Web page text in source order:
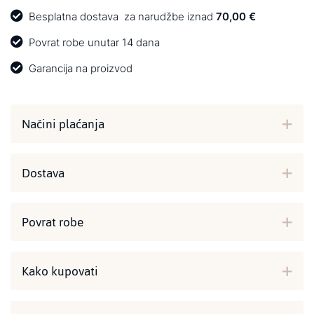
Besplatna dostava za narudžbe iznad 70,00 €
Povrat robe unutar 14 dana
Garancija na proizvod
Načini plaćanja
Dostava
Povrat robe
Kako kupovati